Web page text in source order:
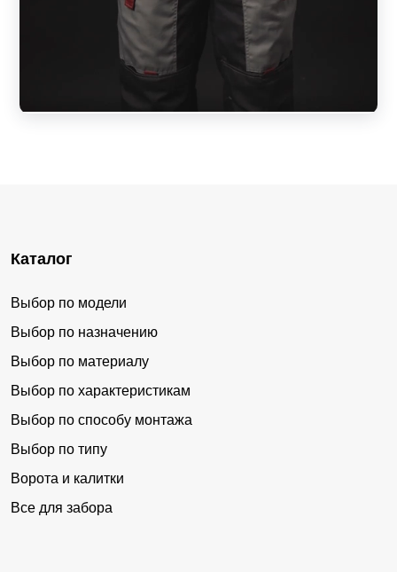
Каталог
Выбор по модели
Выбор по назначению
Выбор по материалу
Выбор по характеристикам
Выбор по способу монтажа
Выбор по типу
Ворота и калитки
Все для забора